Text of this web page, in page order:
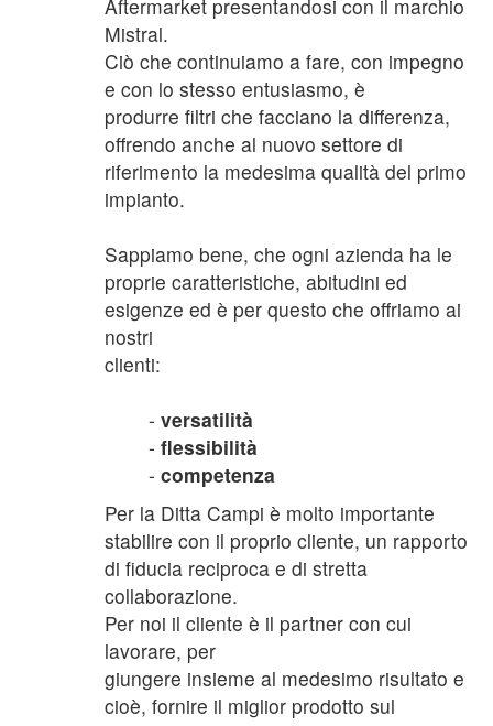
Aftermarket presentandosi con il marchio
Mistral.
Ciò che continuiamo a fare, con impegno
e con lo stesso entusiasmo, è
produrre filtri che facciano la differenza,
offrendo anche al nuovo settore di
riferimento la medesima qualità del primo
impianto.
Sappiamo bene, che ogni azienda ha le
proprie caratteristiche, abitudini ed
esigenze ed è per questo che offriamo ai
nostri
clienti:
- versatilità
- flessibilità
- competenza
Per la Ditta Campi è molto importante
stabilire con il proprio cliente, un rapporto
di fiducia reciproca e di stretta
collaborazione.
Per noi il cliente è il partner con cui
lavorare, per
giungere insieme al medesimo risultato e
cioè, fornire il miglior prodotto sul